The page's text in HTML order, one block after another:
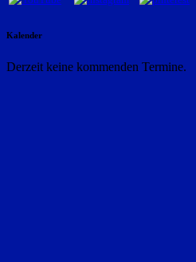
Kalender
Derzeit keine kommenden Termine.